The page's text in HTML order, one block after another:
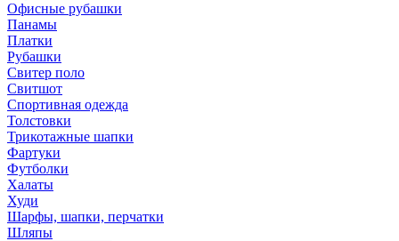
Офисные рубашки
Панамы
Платки
Рубашки
Свитер поло
Свитшот
Спортивная одежда
Толстовки
Трикотажные шапки
Фартуки
Футболки
Халаты
Худи
Шарфы, шапки, перчатки
Шляпы